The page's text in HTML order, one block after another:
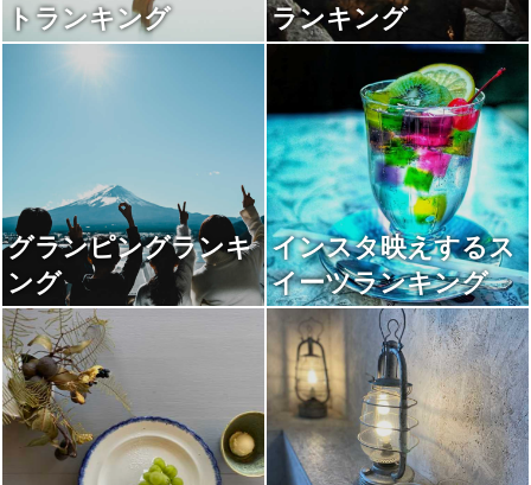
トランキング
ランキング
グランピングランキ
ング
インスタ映えするス
イーツランキング